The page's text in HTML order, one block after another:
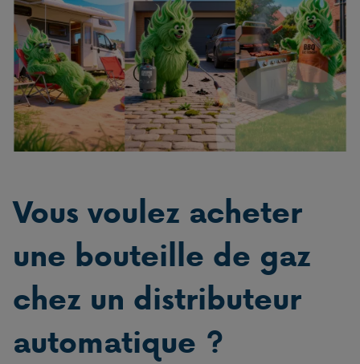
Vous voulez acheter
une bouteille de gaz
chez un distributeur
automatique ?